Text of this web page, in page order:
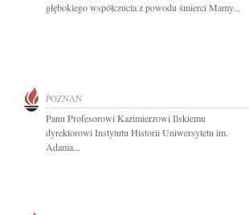
głębokiego współczucia z powodu śmierci Mamy...
POZNAŃ
Panu Profesorowi Kazimierzowi Ilskiemu
dyrektorowi Instytutu Historii Uniwersytetu im.
Adama...